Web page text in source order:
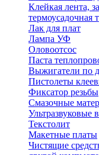
Клейкая лента,
термоусадочная
Лак для плат
Лампа УФ
Оловоотсос
Паста
Выжигатели по
Пистолеты
Фиксатор резьбы
Смазочные
Ультразвуковые
Текстолит
Макетные платы
Чистящие